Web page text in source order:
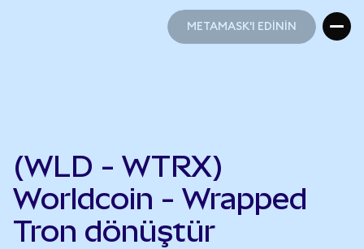
METAMASK'I EDİNİN
(WLD - WTRX)
Worldcoin - Wrapped
Tron dönüştür